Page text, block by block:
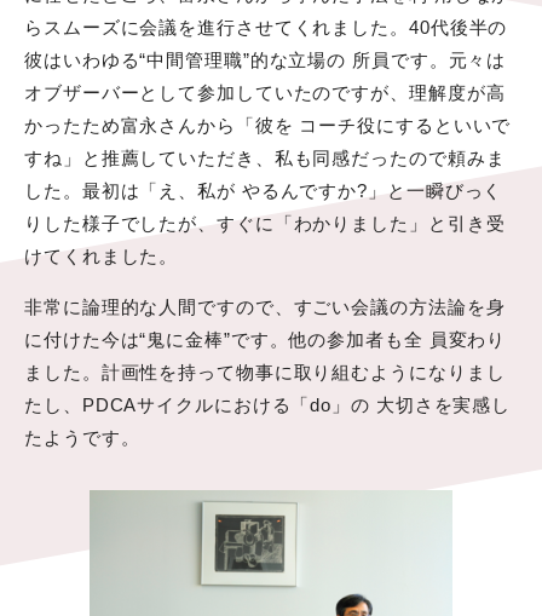
らスムーズに会議を進行させてくれました。40代後半の
彼はいわゆる“中間管理職”的な立場の 所員です。元々は
オブザーバーとして参加していたのですが、理解度が高
かったため富永さんから「彼を コーチ役にするといいで
すね」と推薦していただき、私も同感だったので頼みま
した。最初は「え、私が やるんですか?」と一瞬びっく
りした様子でしたが、すぐに「わかりました」と引き受
けてくれました。
非常に論理的な人間ですので、すごい会議の方法論を身
に付けた今は“鬼に金棒”です。他の参加者も全 員変わり
ました。計画性を持って物事に取り組むようになりまし
たし、PDCAサイクルにおける「do」の 大切さを実感し
たようです。